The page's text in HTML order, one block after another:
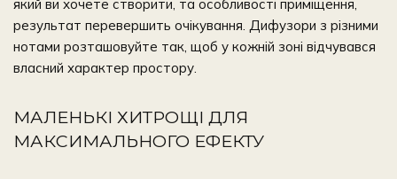
який ви хочете створити, та особливості приміщення,
результат перевершить очікування. Дифузори з різними
нотами розташовуйте так, щоб у кожній зоні відчувався
власний характер простору.
МАЛЕНЬКІ ХИТРОЩІ ДЛЯ
МАКСИМАЛЬНОГО ЕФЕКТУ